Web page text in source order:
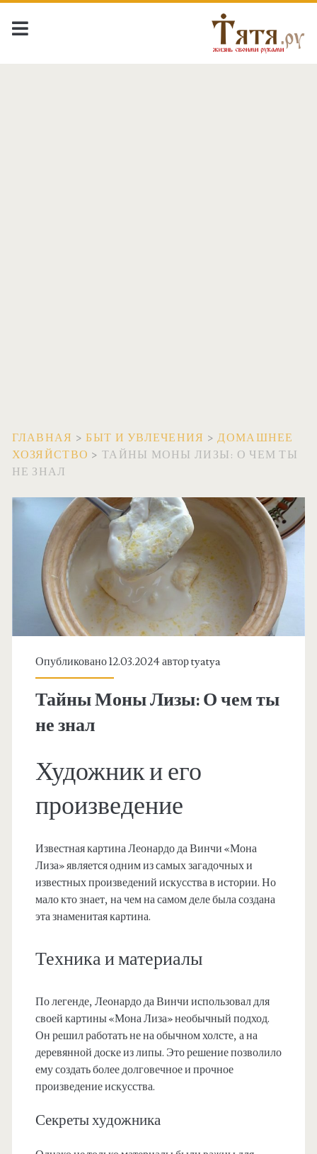
ГЛАВНАЯ >БЫТ И УВЛЕЧЕНИЯ >ДОМАШНЕЕ
ХОЗЯЙСТВО > ТАЙНЫ МОНЫ ЛИЗЫ: О ЧЕМ ТЫ
НЕ ЗНАЛ
Опубликовано 12.03.2024 авторtyatya
Тайны Моны Лизы: О чем ты
не знал
Художник и его
произведение
Известная картина Леонардо да Винчи «Мона
Лиза» является одним из самых загадочных и
известных произведений искусства в истории. Но
мало кто знает, на чем на самом деле была создана
эта знаменитая картина.
Техника и материалы
По легенде, Леонардо да Винчи использовал для
своей картины «Мона Лиза» необычный подход.
Он решил работать не на обычном холсте, а на
деревянной доске из липы. Это решение позволило
ему создать более долговечное и прочное
произведение искусства.
Секреты художника